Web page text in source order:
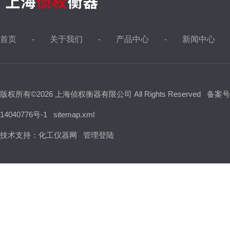
首页 关于我们 产品中心 新闻中心
版权所有©2026 上海侦权衡器有限公司 All Rights Reserved 备案
14040776号-1 sitemap.xml
技术支持： 化工仪器网 管理登陆